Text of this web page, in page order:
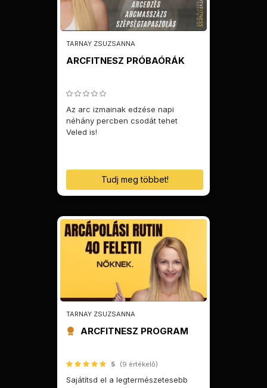
TARNAY ZSUZSANNA
ARCFITNESZ PRÓBAÓRÁK
Az arc izmainak edzése napi
néhány percben csodát tehet
Veled is!
Tudj meg többet!
TARNAY ZSUZSANNA
ARCFITNESZ PROGRAM
5 (9 értékelő)
Sajátítsd el a legtermészetesebb